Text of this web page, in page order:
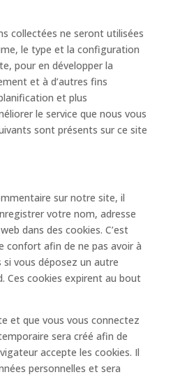
collectées ne seront utilisées
le type et la configuration
pour en développer la
et à d’autres fins
et plus
le service que nous vous
sont présents sur ce site
sur notre site, il
votre nom, adresse
dans des cookies. C’est
confort afin de ne pas avoir à
vous déposez un autre
Ces cookies expirent au bout
et que vous vous connectez
sera créé afin de
accepte les cookies. Il
personnelles et sera